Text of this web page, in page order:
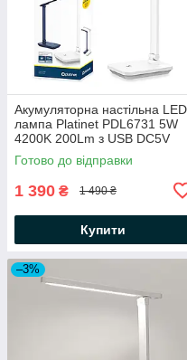
Акумуляторна настільна LED
лампа Platinet PDL6731 5W
4200K 200Lm з USB DC5V
6000mAh Li-ion біла
нейтральна
Готово до відправки
1 390 ₴ 1 490 ₴
Купити
–3%